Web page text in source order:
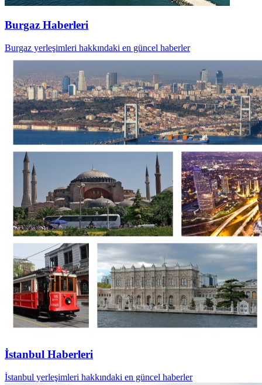
Burgaz Haberleri
Burgaz yerleşimleri hakkındaki en güncel haberler
İstanbul Haberleri
İstanbul yerleşimleri hakkındaki en güncel haberler